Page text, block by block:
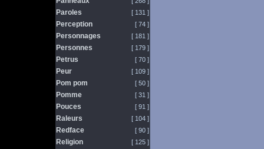
Paroles [ 131 ]
Perception [ 74 ]
Personnages [ 181 ]
Personnes [ 179 ]
Petrus [ 70 ]
Peur [ 109 ]
Pom pom [ 50 ]
Pomme [ 31 ]
Pouces [ 91 ]
Raleurs [ 104 ]
Redface [ 90 ]
Religion [ 125 ]